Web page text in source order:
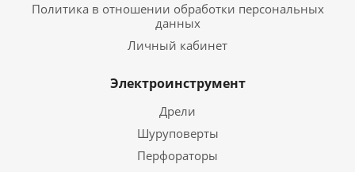
Политика в отношении обработки персональных
данных
Личный кабинет
Электроинструмент
Дрели
Шуруповерты
Перфораторы